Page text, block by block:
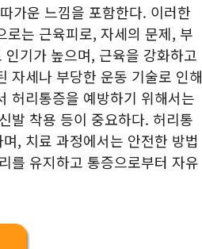
가운 느낌을 포함한다. 이러한
는 근육피로, 자세의 문제, 부
기가 높으며, 근육을 강화하고
자세나 부당한 운동 기술로 인해
허리통증을 예방하기 위해서는
발 착용 등이 중요하다. 허리통
, 치료 과정에서는 안전한 방법
를 유지하고 통증으로부터 자유